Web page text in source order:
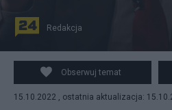
Elon Musk zmienia zdanie ws.
Redakcja
Obserwuj temat
15.10.2022 , ostatnia aktualizacja: